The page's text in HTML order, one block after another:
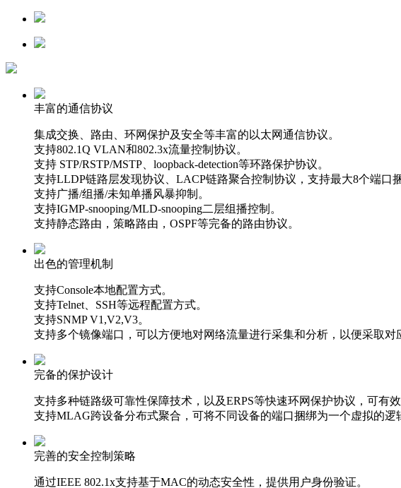
丰富的通信协议
集成交换、路由、环网保护及安全等丰富的以太网通信协议。
支持802.1Q VLAN和802.3x流量控制协议。
支持 STP/RSTP/MSTP、loopback-detection等环路保护协议。
支持LLDP链路层发现协议、LACP链路聚合控制协议，支持最大8个端口捆
支持广播/组播/未知单播风暴抑制。
支持IGMP-snooping/MLD-snooping二层组播控制。
支持静态路由，策略路由，OSPF等完备的路由协议。
出色的管理机制
支持Console本地配置方式。
支持Telnet、SSH等远程配置方式。
支持SNMP V1,V2,V3。
支持多个镜像端口，可以方便地对网络流量进行采集和分析，以便采取对
完备的保护设计
支持多种链路级可靠性保障技术，以及ERPS等快速环网保护协议，可有
支持MLAG跨设备分布式聚合，可将不同设备的端口捆绑为一个虚拟的逻
完善的安全控制策略
通过IEEE 802.1x支持基于MAC的动态安全性，提供用户身份验证。